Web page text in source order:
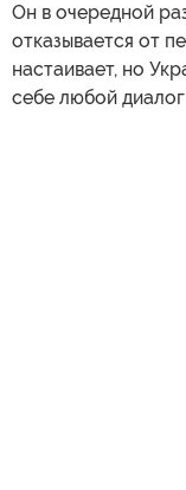
Он в очередной
отказывается от
настаивает, но
себе любой